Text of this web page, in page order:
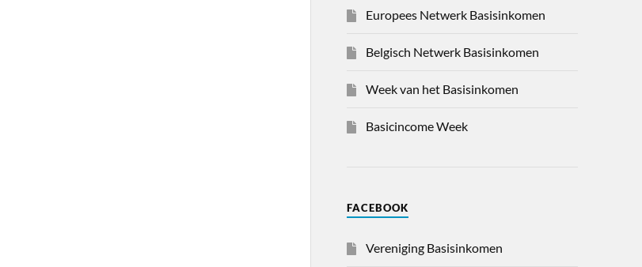
Europees Netwerk Basisinkomen
Belgisch Netwerk Basisinkomen
Week van het Basisinkomen
Basicincome Week
FACEBOOK
Vereniging Basisinkomen